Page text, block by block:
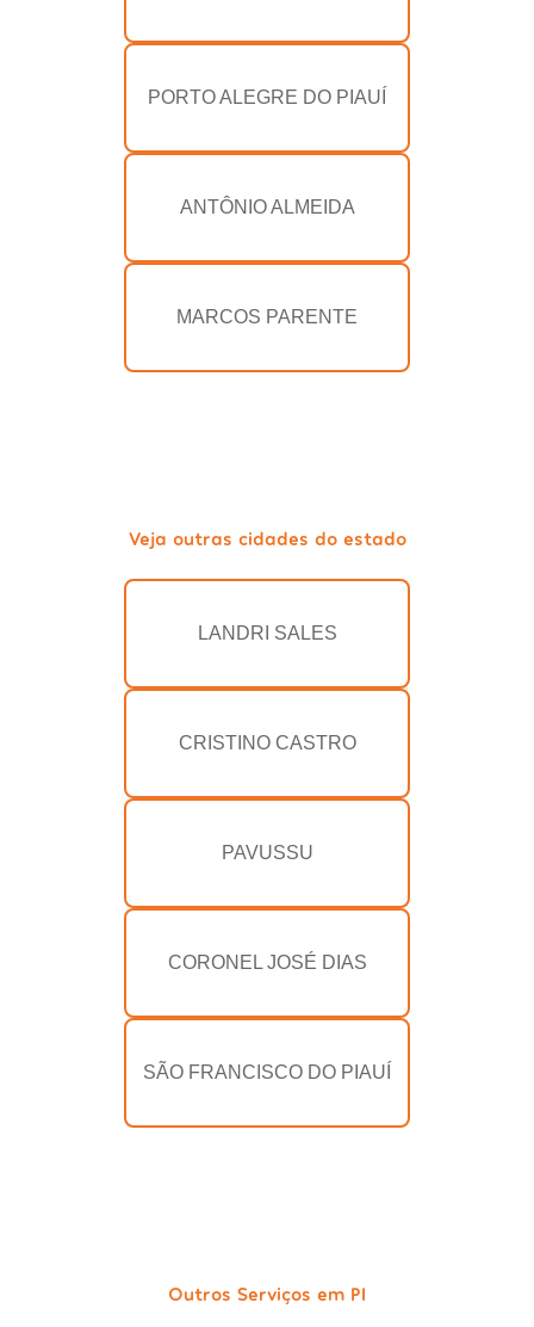
PORTO ALEGRE DO PIAUÍ
ANTÔNIO ALMEIDA
MARCOS PARENTE
Veja outras cidades do estado
LANDRI SALES
CRISTINO CASTRO
PAVUSSU
CORONEL JOSÉ DIAS
SÃO FRANCISCO DO PIAUÍ
Outros Serviços em PI